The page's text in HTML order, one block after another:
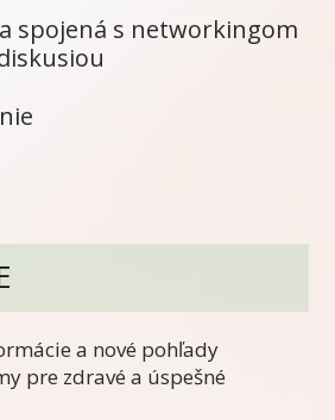
spojená s networkingom
a nové pohľady
pre zdravé a úspešné